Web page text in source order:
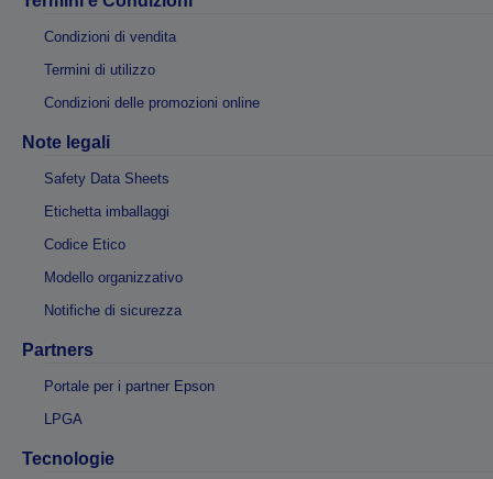
Condizioni di vendita
Termini di utilizzo
Condizioni delle promozioni online
Note legali
Safety Data Sheets
Etichetta imballaggi
Codice Etico
Modello organizzativo
Notifiche di sicurezza
Partners
Portale per i partner Epson
LPGA
Tecnologie